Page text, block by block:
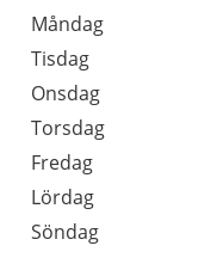
Dag
Öppettider
Kommentarer
Måndag
Tisdag
Onsdag
Torsdag
Fredag
Lördag
Söndag